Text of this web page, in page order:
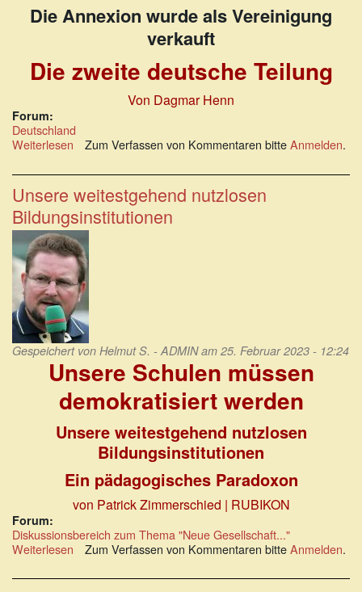
Die Annexion wurde als Vereinigung
verkauft
Die zweite deutsche Teilung
Von Dagmar Henn
Forum:
Deutschland
Weiterlesen über
mit
diesen
„undemokratischen“
Ostdeutschen?
Zum Verfassen von Kommentaren bitteAnmelden.
Unsere weitestgehend nutzlosen
Bildungsinstitutionen
Gespeichert von Helmut S. - ADMINam 25. Februar 2023 - 12:24
Unsere Schulen müssen
demokratisiert werden
Unsere weitestgehend nutzlosen
Bildungsinstitutionen
Ein pädagogisches Paradoxon
von Patrick Zimmerschied | RUBIKON
Forum:
Diskussionsbereich zum Thema "Neue Gesellschaft..."
Weiterlesen über
weitestgehend
Zum Verfassen von Kommentaren bitteAnmelden.